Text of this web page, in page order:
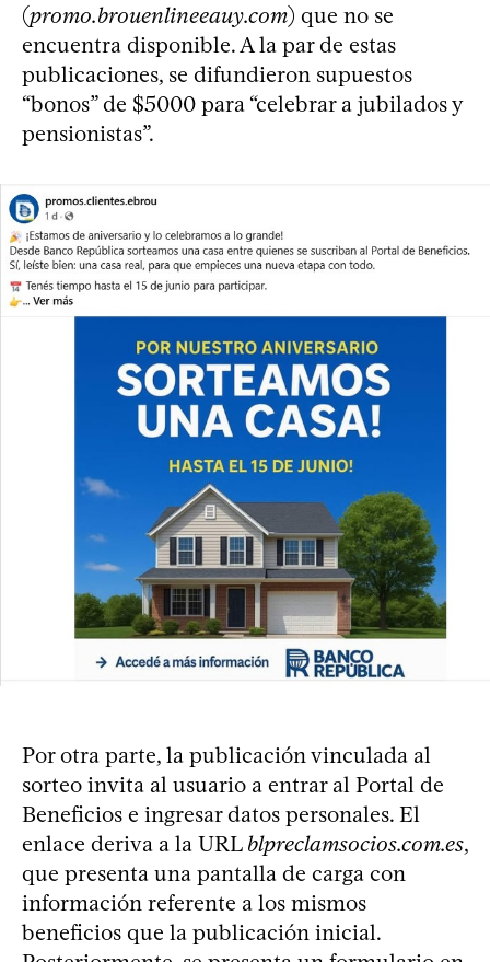
(promo.brouenlineeauy.com) que no se
encuentra disponible. A la par de estas
publicaciones, se difundieron supuestos
“bonos” de $5000 para “celebrar a jubilados y
pensionistas”.
Por otra parte, la publicación vinculada al
sorteo invita al usuario a entrar al Portal de
Beneficios e ingresar datos personales. El
enlace deriva a la URL blpreclamsocios.com.es,
que presenta una pantalla de carga con
información referente a los mismos
beneficios que la publicación inicial.